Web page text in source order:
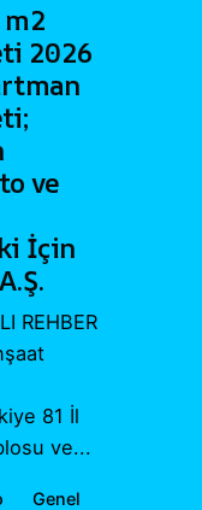
2026
ve
İçin
REHBER
81 İl
ve...
Genel